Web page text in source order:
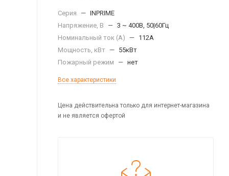
Серия — INPRIME
Напряжение, В
— 3 ~ 400В, 50|60Гц
Номинальный ток (А)
— 112А
Мощность, кВт — 55кВт
Пожарный режим
— нет
Все характеристики
Цена действительна только для интернет-магазина
и не является офертой